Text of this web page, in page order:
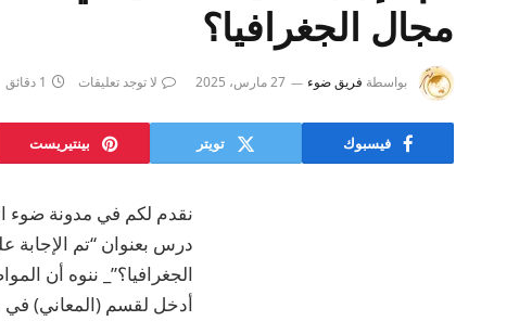
مجال الجغرافيا؟
بواسطة فريق ضوء 27 مارس، 2025 لا توجد تعليقات 1 دقائق
فيسبوك تويتر بينتيريست
نقدم لكم في مدونة ضوء
الجغرافيا؟”_ ننوه أن
أدخل لقسم (المعاني) في